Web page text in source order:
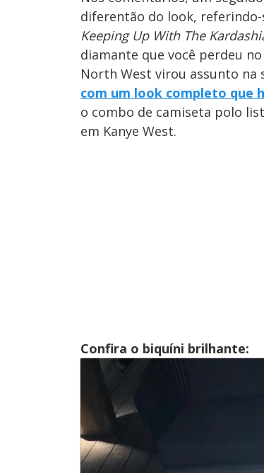
diferentão do look,
Keeping Up With The
diamante que você perdeu
North West virou assunto na
com um look completo que
o combo de camiseta polo
em Kanye West.
Confira o biquíni brilhante: